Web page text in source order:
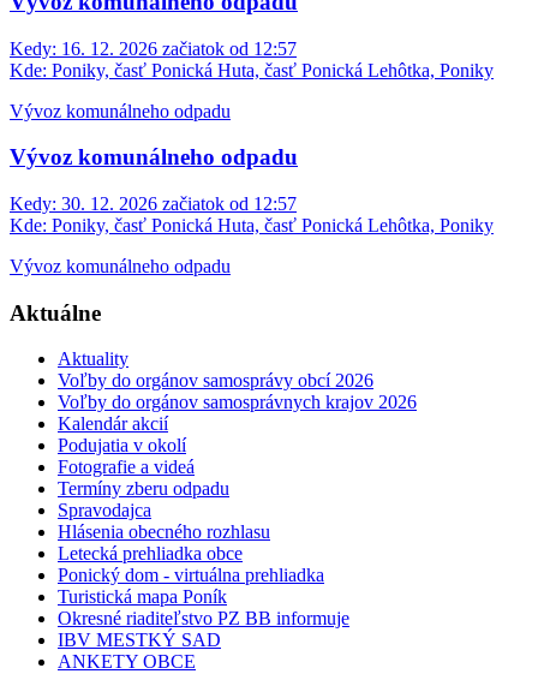
Kedy: 16. 12. 2026 začiatok od 12:57
Kde: Poniky, časť Ponická Huta, časť Ponická Lehôtka, Poniky
Vývoz komunálneho odpadu
Vývoz komunálneho odpadu
Kedy: 30. 12. 2026 začiatok od 12:57
Kde: Poniky, časť Ponická Huta, časť Ponická Lehôtka, Poniky
Vývoz komunálneho odpadu
Aktuálne
Aktuality
Voľby do orgánov samosprávy obcí 2026
Voľby do orgánov samosprávnych krajov 2026
Kalendár akcií
Podujatia v okolí
Fotografie a videá
Termíny zberu odpadu
Spravodajca
Hlásenia obecného rozhlasu
Letecká prehliadka obce
Ponický dom - virtuálna prehliadka
Turistická mapa Poník
Okresné riaditeľstvo PZ BB informuje
IBV MESTKÝ SAD
ANKETY OBCE